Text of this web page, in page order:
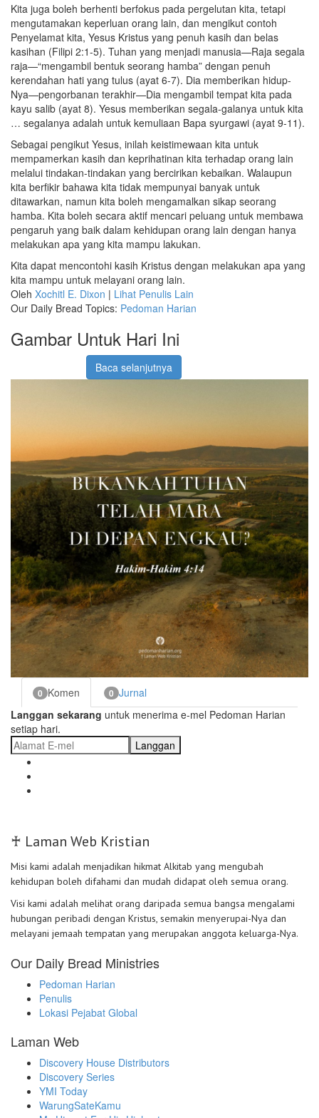
Kita juga boleh berhenti berfokus pada pergelutan kita, tetapi
mengutamakan keperluan orang lain, dan mengikut contoh
Penyelamat kita, Yesus Kristus yang penuh kasih dan belas
kasihan (Filipi 2:1-5). Tuhan yang menjadi manusia—Raja segala
raja—“mengambil bentuk seorang hamba” dengan penuh
kerendahan hati yang tulus (ayat 6-7). Dia memberikan hidup-
Nya—pengorbanan terakhir—Dia mengambil tempat kita pada
kayu salib (ayat 8). Yesus memberikan segala-galanya untuk kita
… segalanya adalah untuk kemuliaan Bapa syurgawi (ayat 9-11).
Sebagai pengikut Yesus, inilah keistimewaan kita untuk
mempamerkan kasih dan keprihatinan kita terhadap orang lain
melalui tindakan-tindakan yang bercirikan kebaikan. Walaupun
kita berfikir bahawa kita tidak mempunyai banyak untuk
ditawarkan, namun kita boleh mengamalkan sikap seorang
hamba. Kita boleh secara aktif mencari peluang untuk membawa
pengaruh yang baik dalam kehidupan orang lain dengan hanya
melakukan apa yang kita mampu lakukan.
Kita dapat mencontohi kasih Kristus dengan melakukan apa yang
kita mampu untuk melayani orang lain.
Oleh Xochitl E. Dixon | Lihat Penulis Lain
Our Daily Bread Topics: Pedoman Harian
Gambar Untuk Hari Ini
Baca selanjutnya
0 Komen 0 Jurnal
Langgan sekarang untuk menerima e-mel Pedoman Harian
setiap hari.
Langgan
♰ Laman Web Kristian
Misi kami adalah menjadikan hikmat Alkitab yang mengubah
kehidupan boleh difahami dan mudah didapat oleh semua orang.
Visi kami adalah melihat orang daripada semua bangsa mengalami
hubungan peribadi dengan Kristus, semakin menyerupai-Nya dan
melayani jemaah tempatan yang merupakan anggota keluarga-Nya.
Our Daily Bread Ministries
Pedoman Harian
Penulis
Lokasi Pejabat Global
Laman Web
Discovery House Distributors
Discovery Series
YMI Today
WarungSateKamu